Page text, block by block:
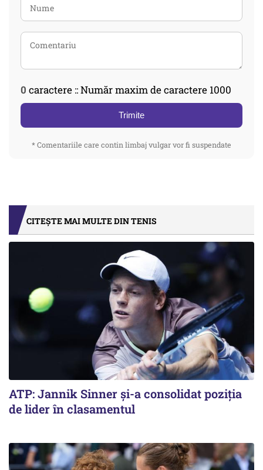
0 caractere :: Număr maxim de caractere 1000
Trimite
* Comentariile care contin limbaj vulgar vor fi suspendate
CITEȘTE MAI MULTE DIN TENIS
ATP: Jannik Sinner și-a consolidat poziția
de lider în clasamentul